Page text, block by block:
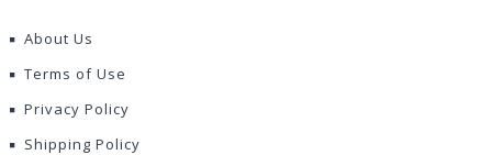
About Us
Terms of Use
Privacy Policy
Shipping Policy